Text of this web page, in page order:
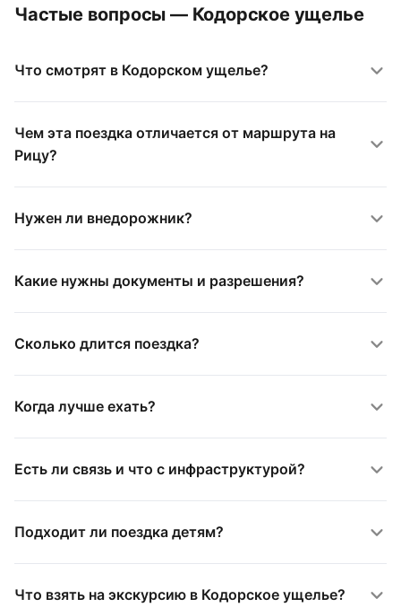
Частые вопросы — Кодорское ущелье
Что смотрят в Кодорском ущелье?
Чем эта поездка отличается от маршрута на
Рицу?
Нужен ли внедорожник?
Какие нужны документы и разрешения?
Сколько длится поездка?
Когда лучше ехать?
Есть ли связь и что с инфраструктурой?
Подходит ли поездка детям?
Что взять на экскурсию в Кодорское ущелье?